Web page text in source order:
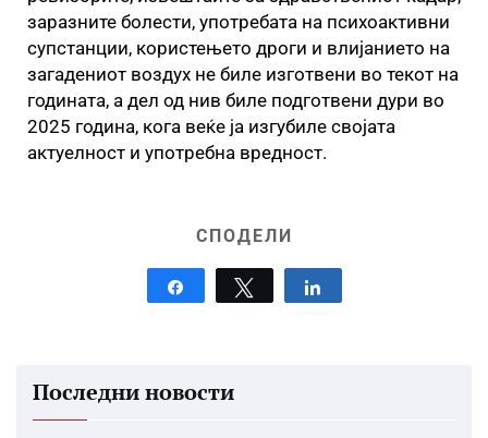
заразните болести, употребата на психоактивни
супстанции, користењето дроги и влијанието на
загадениот воздух не биле изготвени во текот на
годината, а дел од нив биле подготвени дури во
2025 година, кога веќе ја изгубиле својата
актуелност и употребна вредност.
СПОДЕЛИ
Tweet
Последни новости